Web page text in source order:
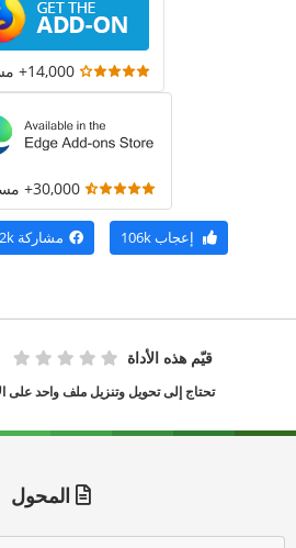
14,000+ مستخدم
30,000+ مستخدم
إعجاب106k مشاركة 2k
قيّم هذه الأداة
تحتاج إلى تحويل وتنزيل ملف واحد على
المحول